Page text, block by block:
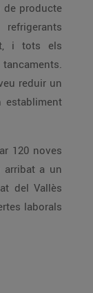
de producte
i tots els
reduir un
establiment
120 noves
arribat a un
del Vallès
laborals